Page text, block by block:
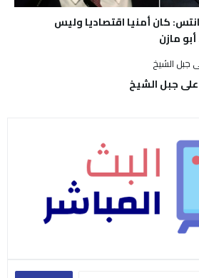
كان أمنيا اقتصاديا وليس
مازن
جبل الشيخ